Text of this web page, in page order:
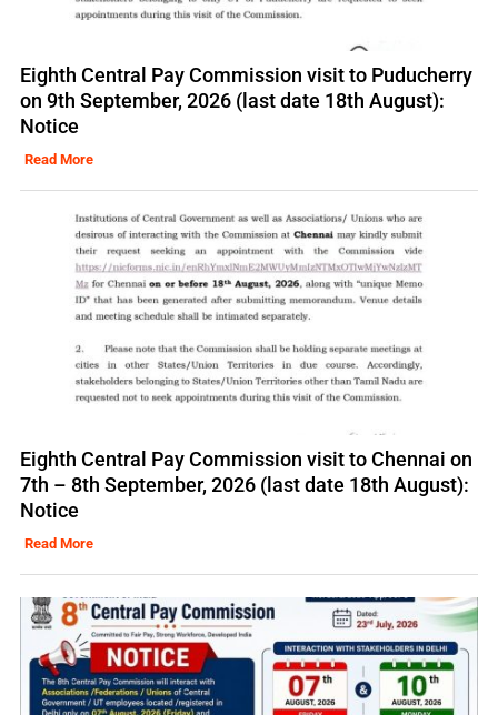
Eighth Central Pay Commission visit to Puducherry
on 9th September, 2026 (last date 18th August):
Notice
Read More
Eighth Central Pay Commission visit to Chennai on
7th – 8th September, 2026 (last date 18th August):
Notice
Read More